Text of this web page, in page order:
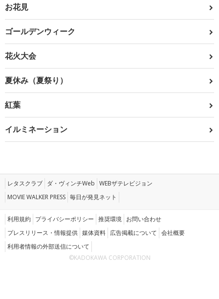
お花見
ゴールデンウィーク
花火大会
夏休み（夏祭り）
紅葉
イルミネーション
レタスクラブ ダ・ヴィンチWeb WEBザテレビジョン
MOVIE WALKER PRESS 毎日が発見ネット
利用規約 プライバシーポリシー 推奨環境 お問い合わせ
プレスリリース・情報提供 媒体資料 広告掲載について 会社概要
利用者情報の外部送信について
©KADOKAWA CORPORATION